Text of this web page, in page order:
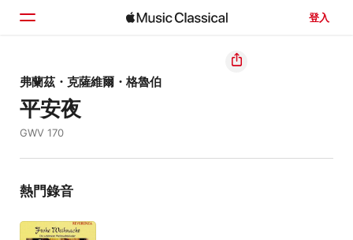
登入
首頁
瀏覽
弗蘭茲・克薩維爾・格魯伯
平安夜
GWV 170
熱門錄音